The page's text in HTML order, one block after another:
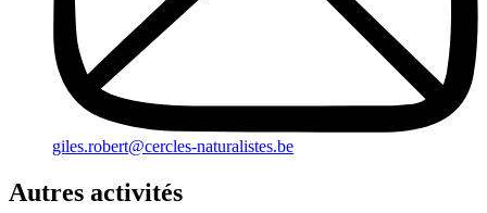
giles.robert@cercles-naturalistes.be
Autres activités